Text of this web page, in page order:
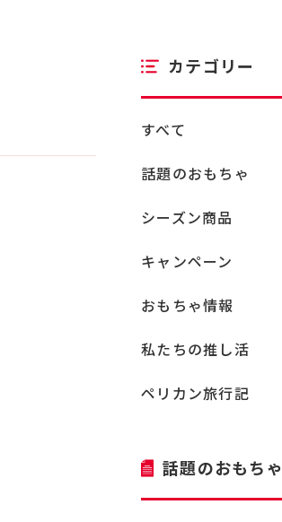
カテゴリー
すべて
話題のおもちゃ
シーズン商品
キャンペーン
おもちゃ情報
私たちの推し活
ペリカン旅行記
話題のおもちゃ